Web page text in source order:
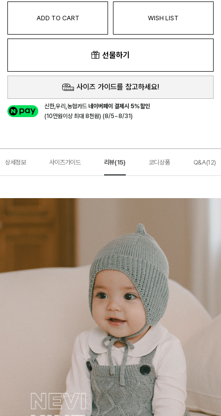
ADD TO CART WISH LIST
선물하기
사이즈 가이드를 참고하세요!
신한,우리,농협카드네이버페이 결제시 5%할인
(10만원이상 최대 8천원) (8/5~8/31)
상세정보 사이즈가이드 리뷰(15) 코디상품 Q&A(12)